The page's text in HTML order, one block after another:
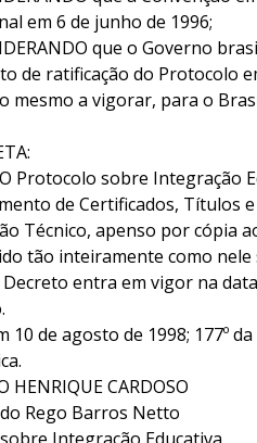
em 6 de junho de 1996;
que o Governo
de ratificação do Protocolo
mesmo a vigorar, para o
sobre Integração
de Certificados, Títulos
Técnico, apenso por cópia
tão inteiramente como nele
Decreto entra em vigor na
10 de agosto de 1998; 177º
HENRIQUE CARDOSO
Rego Barros Netto